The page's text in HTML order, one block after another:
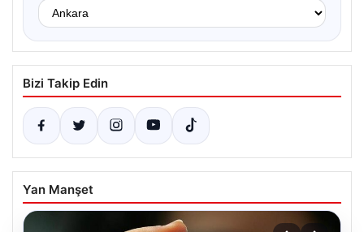
Bizi Takip Edin
Yan Manşet